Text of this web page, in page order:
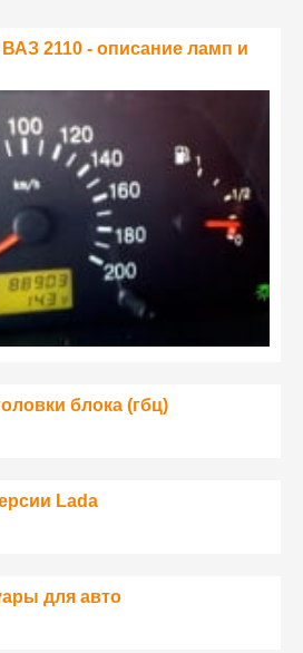
2110 - описание ламп и
блока (гбц)
Lada
для авто